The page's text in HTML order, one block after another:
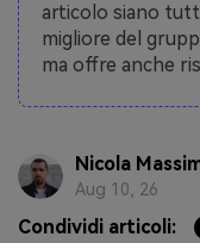
articolo siano
migliore del
ma offre anche
Nicola
Aug 10, 26
Condividi articoli: